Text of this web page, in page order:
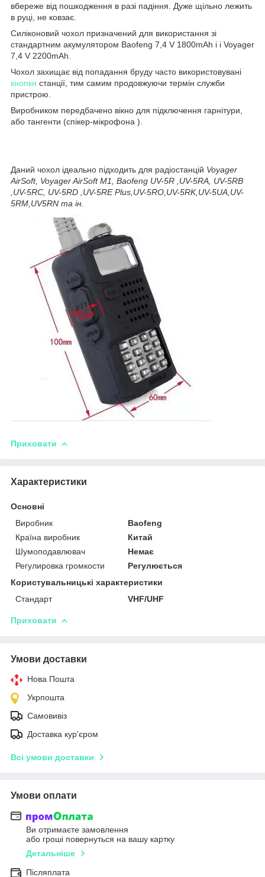
вбереже від пошкодження в разі падіння. Дуже щільно лежить
в руці, не ковзає.
Силіконовий чохол призначений для використання зі
стандартним акумулятором Baofeng 7,4 V 1800mAh і і Voyager
7,4 V 2200mAh.
Чохол захищає від попадання бруду часто використовувані
кнопки станції, тим самим продовжуючи термін служби
пристрою.
Виробником передбачено вікно для підключення гарнітури,
або тангенти (спікер-мікрофона ).
Даний чохол ідеально підходить для радіостанцій Voyager
AirSoft, Voyager AirSoft M1, Baofeng UV-5R ,UV-5RA, UV-5RB
,UV-5RC, UV-5RD ,UV-5RE Plus,UV-5RO,UV-5RK,UV-5UA,UV-
5RM,UV5RN та ін.
Приховати
Характеристики
Основні
Виробник
Baofeng
Країна виробник
Китай
Шумоподавлювач
Немає
Регулировка громкости
Регулюється
Користувальницькі характеристики
Стандарт
VHF/UHF
Приховати
Умови доставки
Нова Пошта
Укрпошта
Самовивіз
Доставка кур'єром
Всі умови доставки
Умови оплати
Ви отримаєте замовлення
або гроші повернуться на вашу картку
Детальніше
Післяплата